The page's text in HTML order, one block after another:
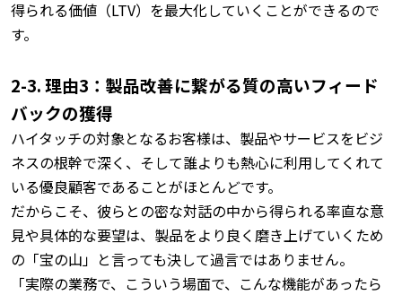
得られる価値（LTV）を最大化していくことができるので
す。
2-3. 理由3：製品改善に繋がる質の高いフィード
バックの獲得
ハイタッチの対象となるお客様は、製品やサービスをビジ
ネスの根幹で深く、そして誰よりも熱心に利用してくれて
いる優良顧客であることがほとんどです。
だからこそ、彼らとの密な対話の中から得られる率直な意
見や具体的な要望は、製品をより良く磨き上げていくため
の「宝の山」と言っても決して過言ではありません。
「実際の業務で、こういう場面で、こんな機能があったら